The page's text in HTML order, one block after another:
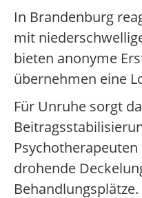
In Brandenburg
mit
bieten anonyme
übernehmen eine
Für Unruhe sorgt
drohende